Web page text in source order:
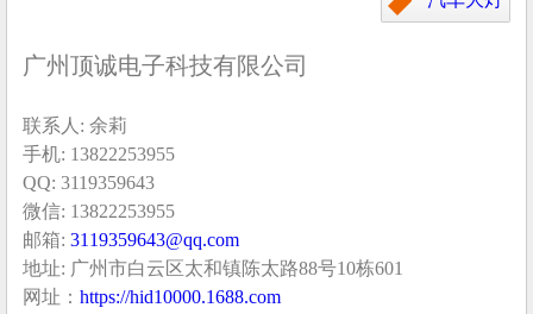
广州顶诚电子科技有限公司
联系人: 余莉
手机: 13822253955
QQ: 3119359643
微信: 13822253955
邮箱:3119359643@qq.com
地址: 广州市白云区太和镇陈太路88号10栋601
网址：https://hid10000.1688.com